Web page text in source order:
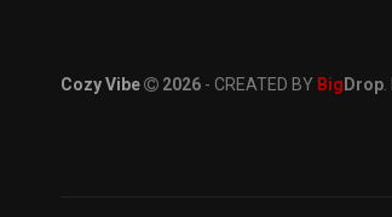
Cozy Vibe 2026 - CREATED BY Big Drop